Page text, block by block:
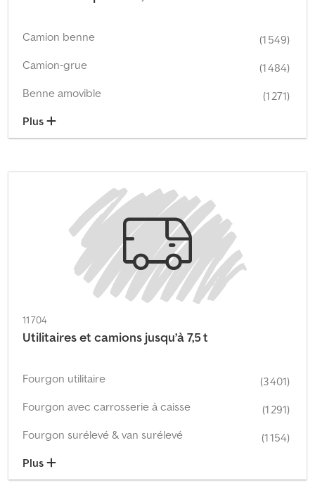
Camion benne
(1 549)
Camion-grue
(1 484)
Benne amovible
(1 271)
Plus
11 704
Utilitaires et camions jusqu’à 7,5 t
Fourgon utilitaire
(3 401)
Fourgon avec carrosserie à caisse
(1 291)
Fourgon surélevé & van surélevé
(1 154)
Plus